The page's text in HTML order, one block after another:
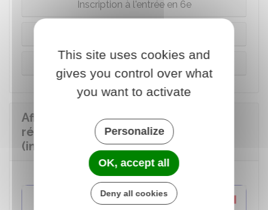
Inscription à l'entrée en 6e
Changement de collège
Affectation d'un enfant au collège :
réponses à 5 questions clés
(infographie)
This site uses cookies and
gives you control over what
you want to activate
Personalize
OK, accept all
Deny all cookies